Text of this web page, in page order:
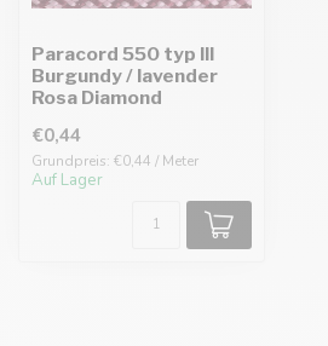
Paracord 550 typ III
Burgundy / lavender
Rosa Diamond
€0,44
Grundpreis: €0,44 / Meter
Auf Lager